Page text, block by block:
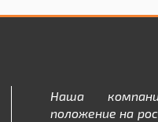
Наша
положение на